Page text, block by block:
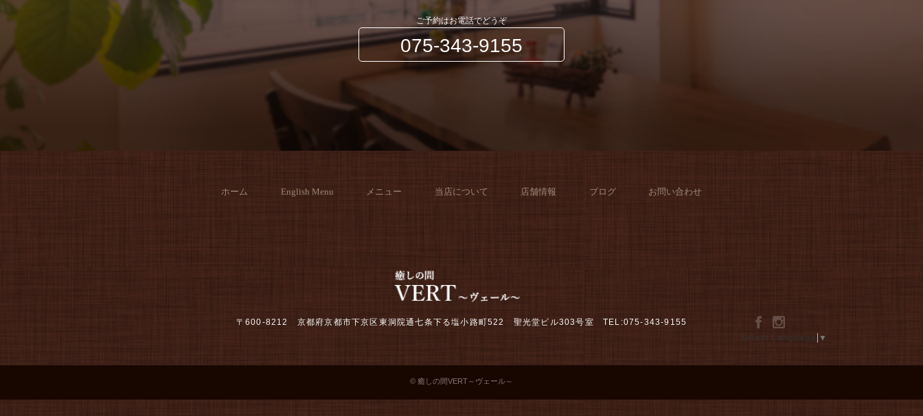
ご予約はお電話でどうぞ
075-343-9155
ホーム English Menu メニュー 当店について 店舗情報 ブログ お問い合わせ
〒600-8212 京都府京都市下京区東洞院通七条下る塩小路町522 聖光堂ビル303号室 TEL:075-343-9155
Select Language ▼
© 癒しの間VERT～ヴェール～